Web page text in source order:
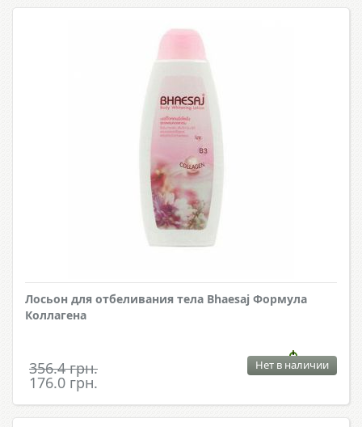
Лосьон для отбеливания тела Bhaesaj Формула
Коллагена
356.4 грн.
176.0 грн.
Нет в наличии